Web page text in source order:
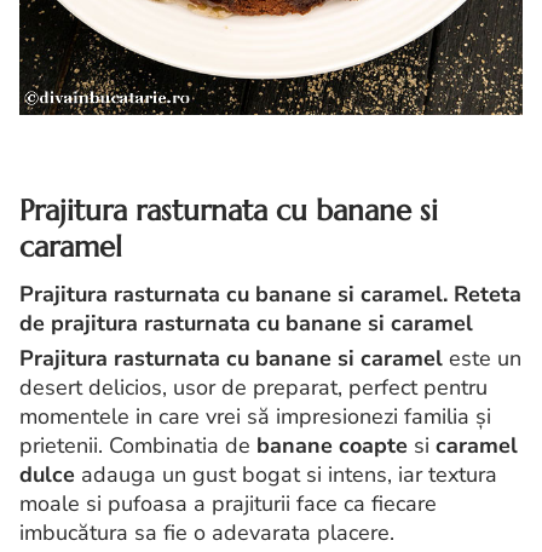
Prajitura rasturnata cu banane si
caramel
Prajitura rasturnata cu banane si caramel. Reteta
de prajitura rasturnata cu banane si caramel
Prajitura rasturnata cu banane si caramel este un
desert delicios, usor de preparat, perfect pentru
momentele in care vrei să impresionezi familia și
prietenii. Combinatia de banane coapte si caramel
dulce adauga un gust bogat si intens, iar textura
moale si pufoasa a prajiturii face ca fiecare
imbucătura sa fie o adevarata placere.